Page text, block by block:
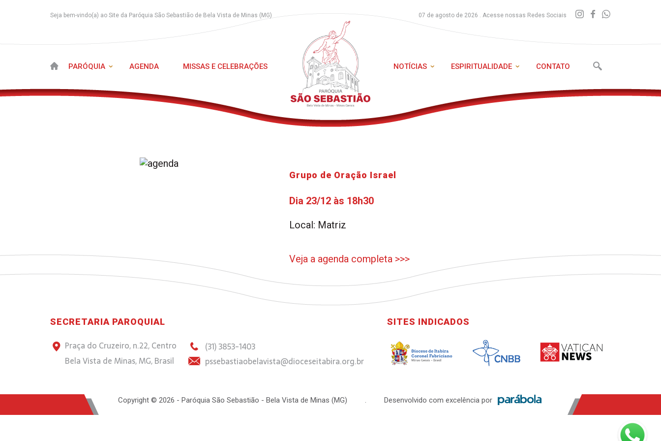
Seja bem-vindo(a) ao Site da Paróquia São Sebastião de Bela Vista de Minas (MG) 07 de agosto de 2026 . Acesse nossas Redes Sociais
PARÓQUIA AGENDA MISSAS E CELEBRAÇÕES NOTÍCIAS ESPIRITUALIDADE CONTATO
Grupo de Oração Israel
Dia 23/12 às 18h30
Local: Matriz
Veja a agenda completa >>>
SECRETARIA PAROQUIAL
Praça do Cruzeiro, n.22, Centro
Bela Vista de Minas, MG, Brasil
(31) 3853-1403
pssebastiaobelavista@dioceseitabira.org.br
SITES INDICADOS
Copyright © 2026 - Paróquia São Sebastião - Bela Vista de Minas (MG) . Desenvolvido com excelência por